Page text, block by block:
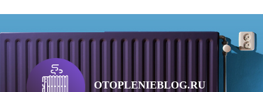
OTOPLENIEBLOG.RU